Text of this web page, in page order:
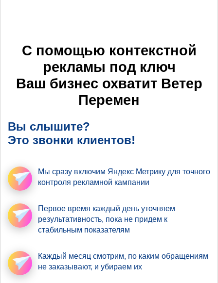
С помощью контекстной
рекламы под ключ
Ваш бизнес охватит Ветер
Перемен
Вы слышите?
Это звонки клиентов!
Мы сразу включим Яндекс Метрику для точного
контроля рекламной кампании
Первое время каждый день уточняем
результативность, пока не придем к
стабильным показателям
Каждый месяц смотрим, по каким обращениям
не заказывают, и убираем их